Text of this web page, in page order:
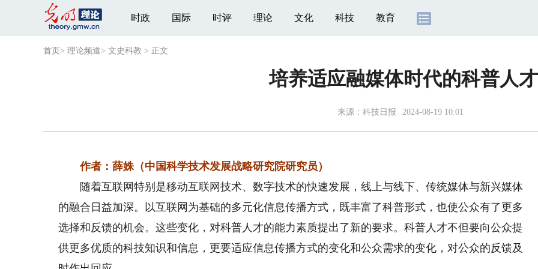
时政 国际 时评 理论 文化 科技 教育
首页 > 理论频道> 文史科教 > 正文
培养适应融媒体时代的科普人才
来源： 科技日报 2024-08-19 10:01
作者：薛姝（中国科学技术发展战略研究院研究员）
随着互联网特别是移动互联网技术、数字技术的快速发展，线上与线下、传统媒体与新兴媒体
的融合日益加深。以互联网为基础的多元化信息传播方式，既丰富了科普形式，也使公众有了更多
选择和反馈的机会。这些变化，对科普人才的能力素质提出了新的要求。科普人才不但要向公众提
供更多优质的科技知识和信息，更要适应信息传播方式的变化和公众需求的变化，对公众的反馈及